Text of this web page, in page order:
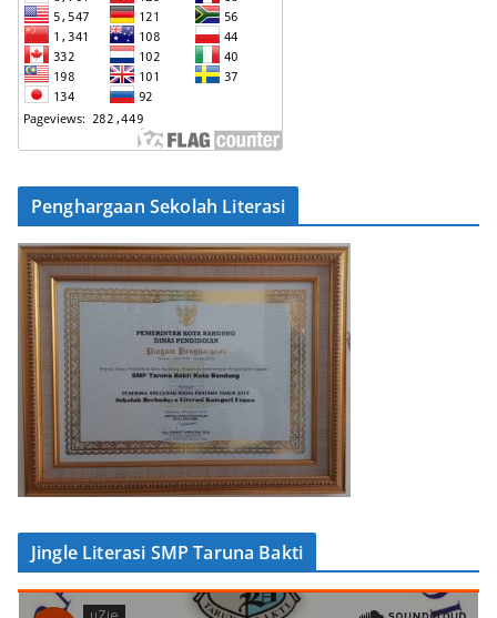
Penghargaan Sekolah Literasi
Jingle Literasi SMP Taruna Bakti